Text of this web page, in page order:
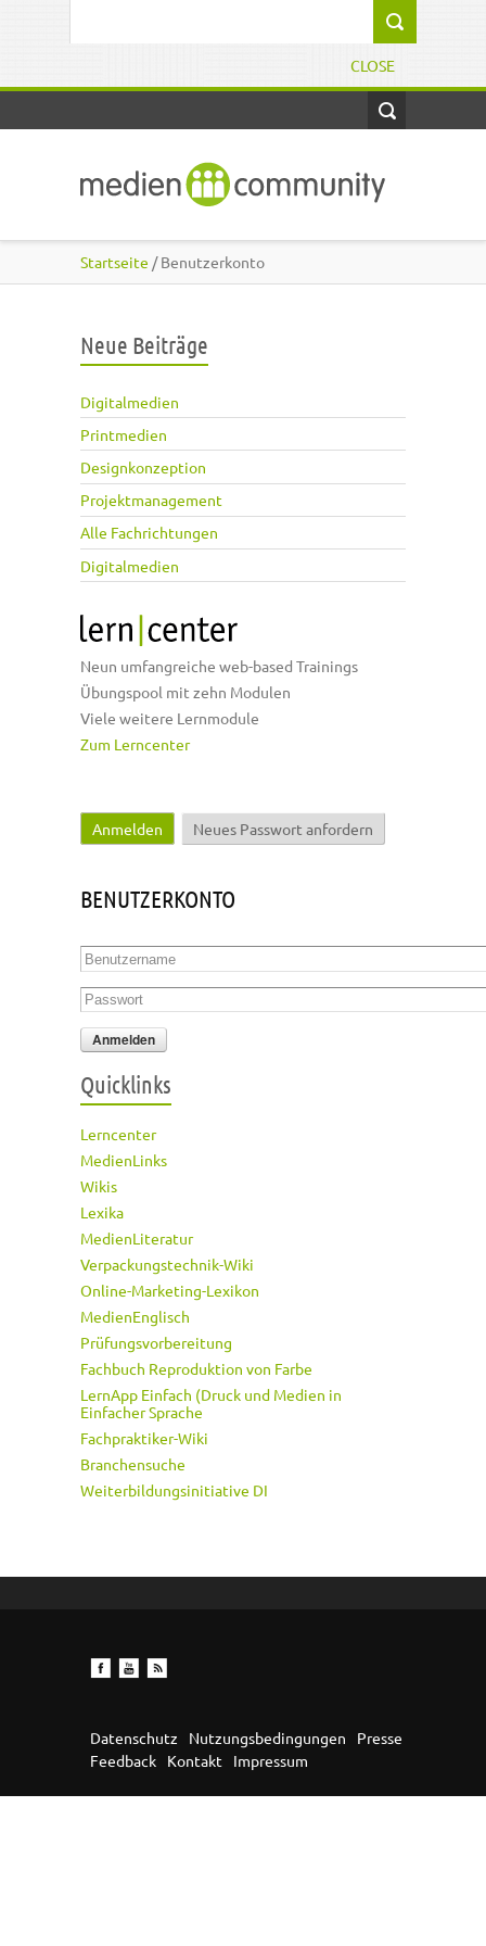
CLOSE
Startseite / Benutzerkonto
Neue Beiträge
Digitalmedien
Printmedien
Designkonzeption
Projektmanagement
Alle Fachrichtungen
Digitalmedien
Neun umfangreiche web-based Trainings
Übungspool mit zehn Modulen
Viele weitere Lernmodule
Zum Lerncenter
Haupt-Reiter
Anmelden (aktiver Reiter)
Neues Passwort anfordern
BENUTZERKONTO
Benutzername
Passwort
Quicklinks
Lerncenter
MedienLinks
Wikis
Lexika
MedienLiteratur
Verpackungstechnik-Wiki
Online-Marketing-Lexikon
MedienEnglisch
Prüfungsvorbereitung
Fachbuch Reproduktion von Farbe
LernApp Einfach (Druck und Medien in
Einfacher Sprache
Fachpraktiker-Wiki
Branchensuche
Weiterbildungsinitiative DI
Datenschutz Nutzungsbedingungen
Presse
Feedback
Kontakt Impressum